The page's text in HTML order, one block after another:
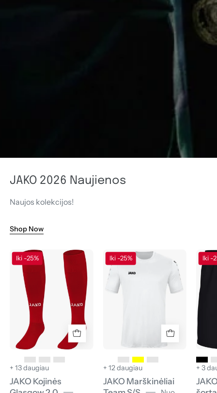
JAKO 2026 Naujienos
Naujos kolekcijos!
Shop Now
JAKO
Kojinės
Glasgow
Iki -25%
+ 13 daugiau
JAKO Kojinės
JAKO
Marškinėliai
Iki -25%
+ 12 daugiau
JAKO Marškinėliai
Iki -
+ 3